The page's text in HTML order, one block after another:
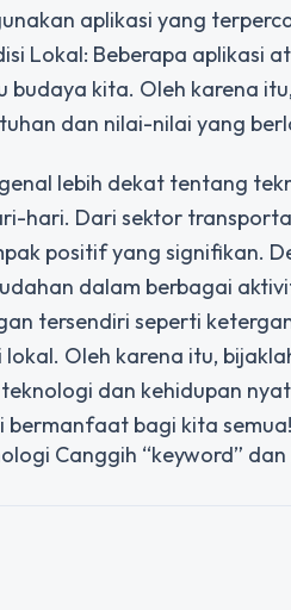
aplikasi yang
Lokal: Beberapa aplikasi
budaya kita. Oleh karena
dan nilai-nilai yang
lebih dekat tentang
hari. Dari sektor
positif yang signifikan.
dalam berbagai
tersendiri seperti
Oleh karena itu,
dan kehidupan
bermanfaat bagi kita semua!
Canggih “keyword” dan